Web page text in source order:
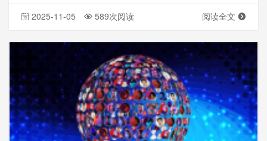
2025-11-05 589次阅读 阅读全文